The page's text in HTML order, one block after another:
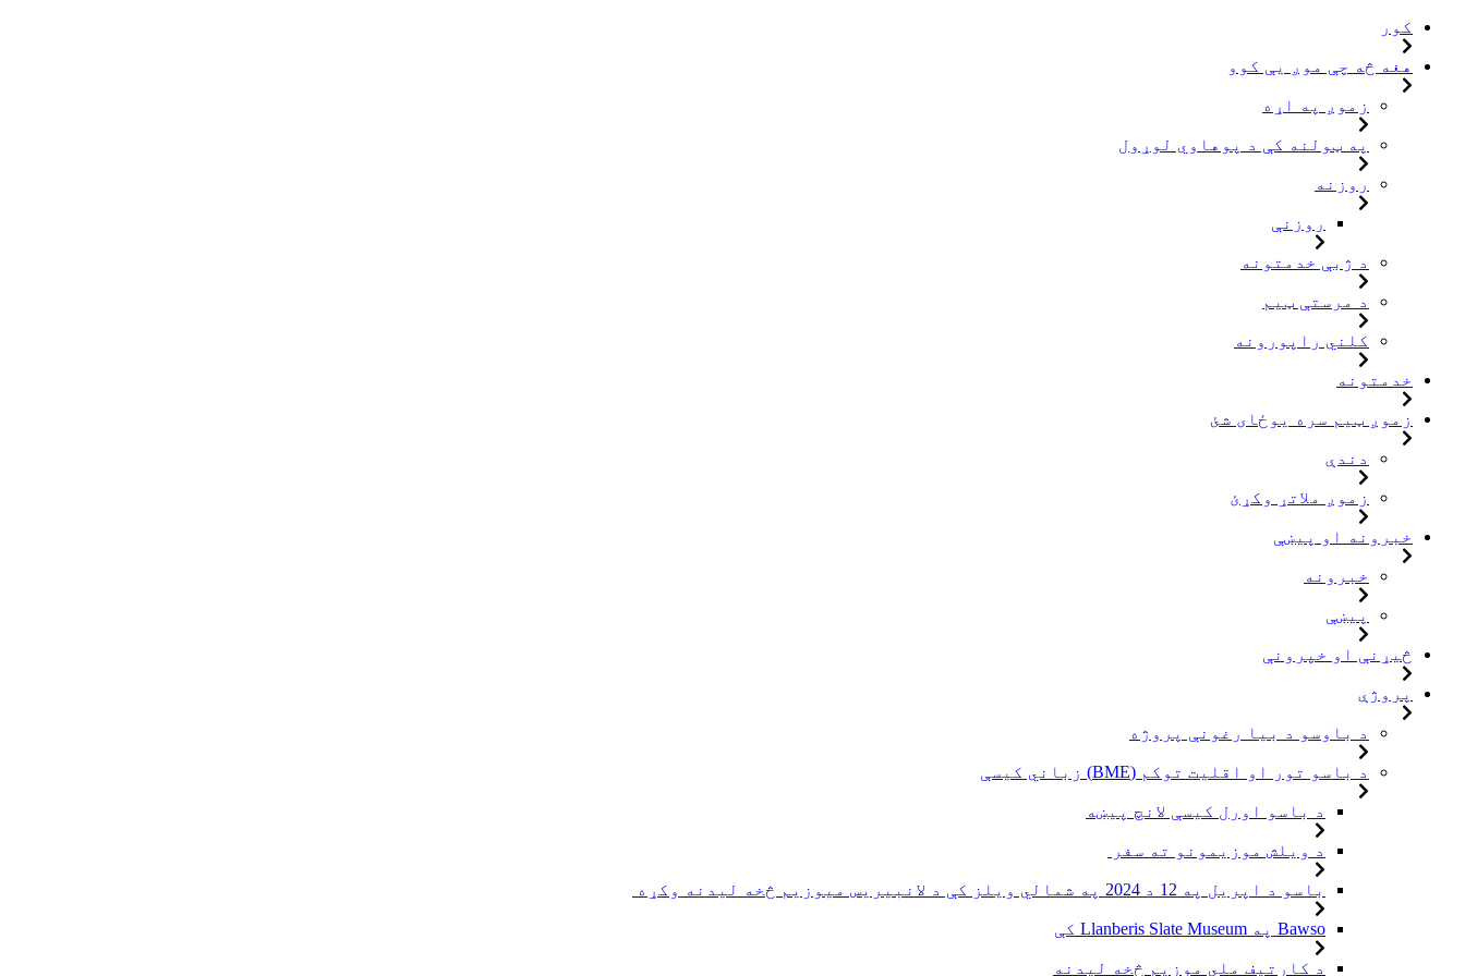
کور
هغه څه چې موږ یې کوو
زموږ په اړه
په ټولنه کې د پوهاوي لوړول
روزنه
روزنې
د ژبې خدمتونه
د مرستې ټیم
کلني راپورونه
خدمتونه
زموږ ټیم سره یوځای شئ
دندې
زموږ ملاتړ وکړئ
خبرونه او پیښې
خبرونه
پیښې
څیړنې او خپرونې
پروژې
د باوسو د بیا رغونې پروژه
د باسو تور او اقلیت توکم (BME) زباني کیسې
د باسو اورل کیسې لانچ پیښه
د ویلش موزیمونو ته سفر
باسو د اپریل په 12 د 2024 په شمالي ویلز کې د لانبیریس میوزیم څخه لیدنه وکړه
Bawso په Llanberis Slate Museum کې
د کارتیف ملي موزیم څخه لیدنه